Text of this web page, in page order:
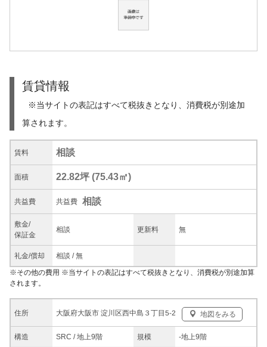
賃貸情報
※当サイトの表記はすべて税抜きとなり、消費税が別途加
算されます。
賃料 相談
面積 22.82坪 (75.43㎡)
共益費 共益費 相談
敷金/
保証金
相談 更新料 無
礼金/償却 相談 /無
住所 大阪府大阪市 淀川区西中島３丁目5-2 地図をみる
構造 SRC / 地上9階 規模 -地上9階
※その他の費用 ※当サイトの表記はすべて税抜きとなり、消費税が別途加算
されます。